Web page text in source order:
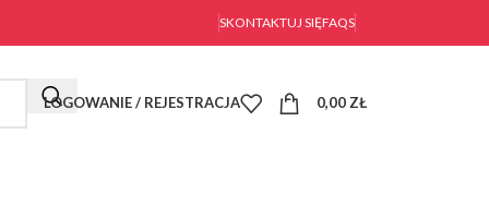
SKONTAKTUJ SIĘFAQS
LOGOWANIE / REJESTRACJA 0,00 ZŁ